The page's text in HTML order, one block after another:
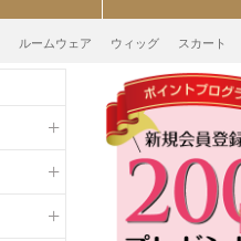
ルームウェア ウィッグ スカート